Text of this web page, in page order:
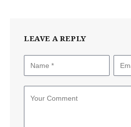
LEAVE A REPLY